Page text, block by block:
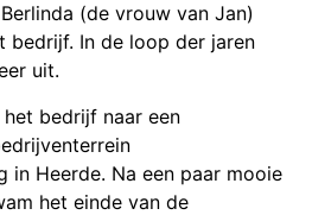
(de vrouw van Jan)
bedrijf. In de loop der jaren
uit.
bedrijf naar een
in Heerde. Na een paar mooie
het einde van de